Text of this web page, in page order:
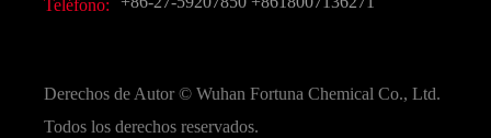
Teléfono:
Derechos de Autor © Wuhan Fortuna Chemical Co., Ltd.
Todos los derechos reservados.